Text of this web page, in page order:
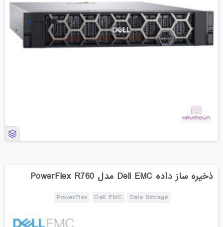
ذخیره ساز داده Dell EMC مدل PowerFlex R760
Data Storage
Dell EMC
PowerFlex